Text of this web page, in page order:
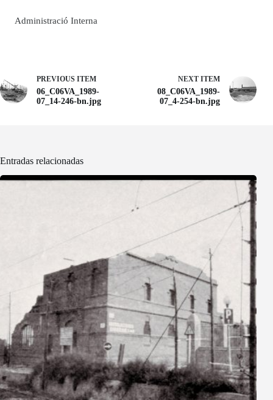
Administració Interna
PREVIOUS ITEM
06_C06VA_1989-
07_14-246-bn.jpg
NEXT ITEM
08_C06VA_1989-
07_4-254-bn.jpg
Entradas relacionadas